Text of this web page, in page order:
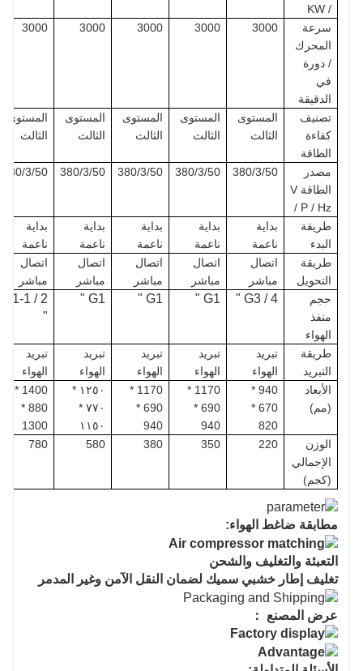
/ KW
سرعة
المحرك
/ دورة
في
الدقيقة
3000
3000
3000
3000
3000
تصنيف
كفاءة
الطاقة
المستوى
الثالث
المستوى
الثالث
المستوى
الثالث
المستوى
الثالث
المستوى
الثالث
مصدر
الطاقة V
/ P / Hz
380/3/50
380/3/50
380/3/50
380/3/50
380/3/50
طريقة
البدء
بداية
ناعمة
بداية
ناعمة
بداية
ناعمة
بداية
ناعمة
بداية
ناعمة
طريقة
التحويل
اتصال
مباشر
اتصال
مباشر
اتصال
مباشر
اتصال
مباشر
اتصال
مباشر
حجم
منفذ
الهواء
G3 / 4 "
G1 "
G1 "
G1 "
G1-1 / 2
"
طريقة
التبريد
تبريد
الهواء
تبريد
الهواء
تبريد
الهواء
تبريد
الهواء
تبريد
الهواء
الأبعاد
(مم)
940 *
670 *
820
1170 *
690 *
940
1170 *
690 *
940
١٢٥٠ *
٧٧٠ *
١١٥٠
1400 *
880 *
1300
الوزن
الإجمالي
(كجم)
220
350
380
580
780
مطابقة ضاغط الهواء:
التعبئة والتغليف والشحن
تغليف إطار خشبي سميك لضمان النقل الآمن وغير المدمر
عرض المصنع ：